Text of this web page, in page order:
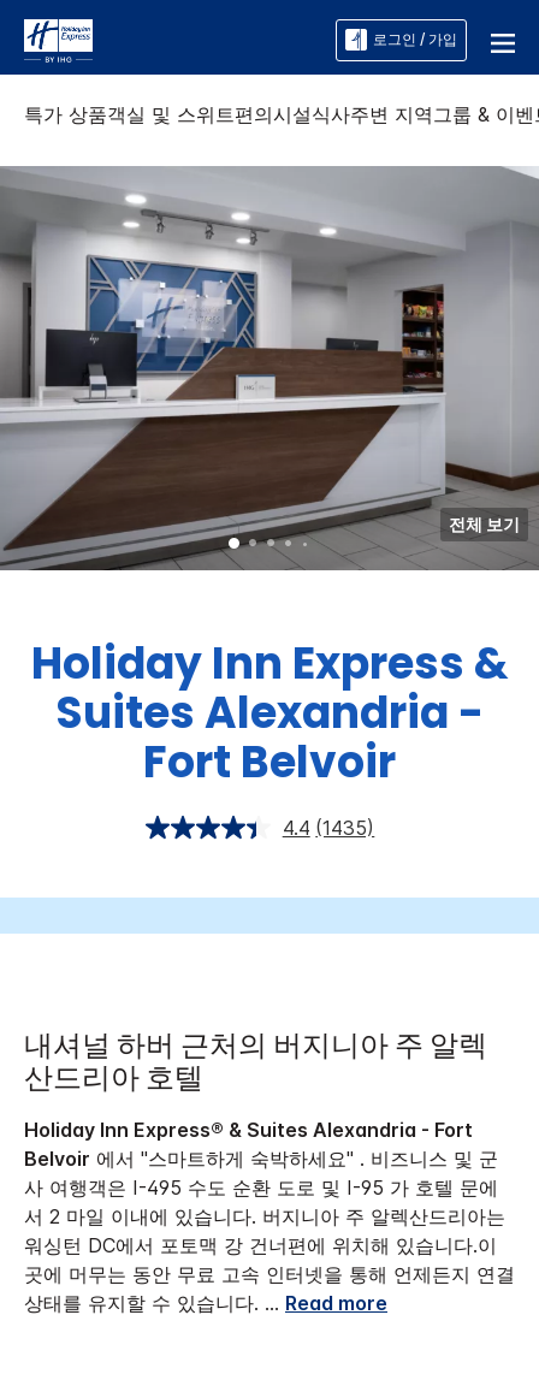
로그인 / 가입
특가 상품객실 및 스위트편의시설식사주변 지역그룹 & 이벤
전체 보기
Holiday Inn Express &
SuitesAlexandria -
Fort Belvoir
4.4 (1435)
내셔널 하버 근처의 버지니아 주 알렉
산드리아 호텔
Holiday Inn Express® & Suites Alexandria - Fort
Belvoir 에서 "스마트하게 숙박하세요" . 비즈니스 및 군
사 여행객은 I-495 수도 순환 도로 및 I-95 가 호텔 문에
서 2 마일 이내에 있습니다. 버지니아 주 알렉산드리아는
워싱턴 DC에서 포토맥 강 건너편에 위치해 있습니다.이
곳에 머무는 동안 무료 고속 인터넷을 통해 언제든지 연결
상태를 유지할 수 있습니다. ... Read more